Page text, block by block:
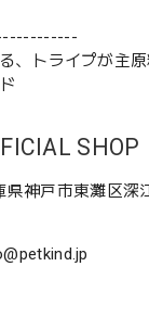
、トライプが主
SHOP
県神戸市東灘区深